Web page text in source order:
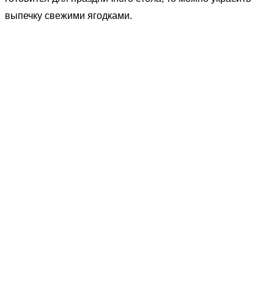
выпечку свежими ягодками.